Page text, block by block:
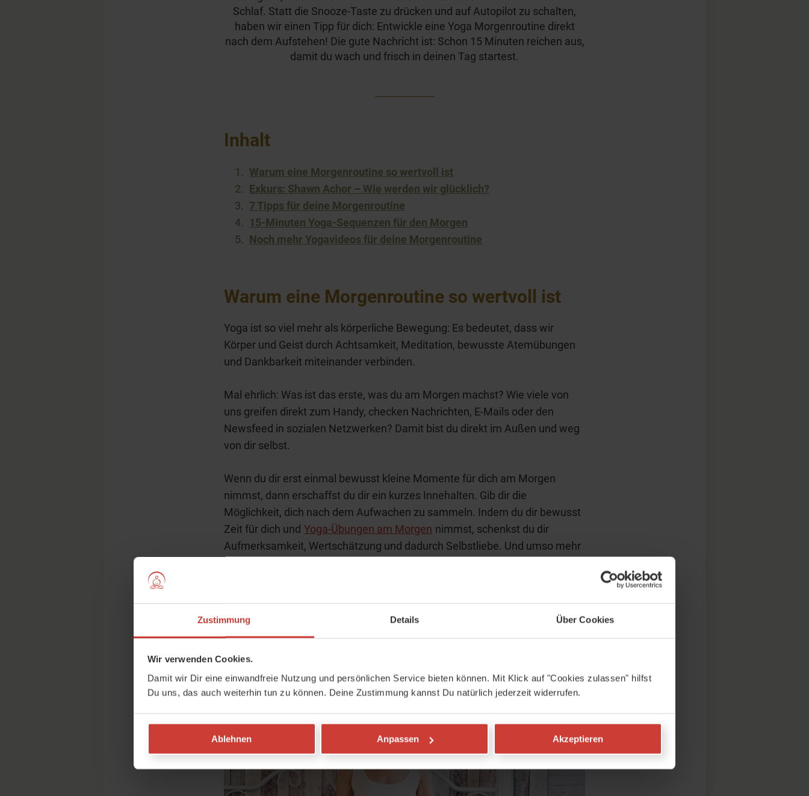
Zustimmung Details Über Cookies
Wir verwenden Cookies.
Damit wir Dir eine einwandfreie Nutzung und persönlichen Service bieten können. Mit Klick auf "Cookies zulassen" hilfst
Du uns, das auch weiterhin tun zu können. Deine Zustimmung kannst Du natürlich jederzeit widerrufen.
Ablehnen Anpassen Akzeptieren
Schlaf. Statt die Snooze-Taste zu drücken und auf Autopilot zu schalten,
haben wir einen Tipp für dich: Entwickle eine Yoga Morgenroutine direkt
nach dem Aufstehen! Die gute Nachricht ist: Schon 15 Minuten reichen aus,
damit du wach und frisch in deinen Tag startest.
Inhalt
Warum eine Morgenroutine so wertvoll ist
Exkurs: Shawn Achor – Wie werden wir glücklich?
7 Tipps für deine Morgenroutine
15-Minuten Yoga-Sequenzen für den Morgen
Noch mehr Yogavideos für deine Morgenroutine
Warum eine Morgenroutine so wertvoll ist
Yoga ist so viel mehr als körperliche Bewegung: Es bedeutet, dass wir
Körper und Geist durch Achtsamkeit, Meditation, bewusste Atemübungen
und Dankbarkeit miteinander verbinden.
Mal ehrlich: Was ist das erste, was du am Morgen machst? Wie viele von
uns greifen direkt zum Handy, checken Nachrichten, E-Mails oder den
Newsfeed in sozialen Netzwerken? Damit bist du direkt im Außen und weg
von dir selbst.
Wenn du dir erst einmal bewusst kleine Momente für dich am Morgen
nimmst, dann erschaffst du dir ein kurzes Innehalten. Gib dir die
Möglichkeit, dich nach dem Aufwachen zu sammeln. Indem du dir bewusst
Zeit für dich und Yoga-Übungen am Morgen nimmst, schenkst du dir
Aufmerksamkeit, Wertschätzung und dadurch Selbstliebe. Und umso mehr
Bevor wir mit den positiven Effekten von Morgenroutinen starten, hier ein